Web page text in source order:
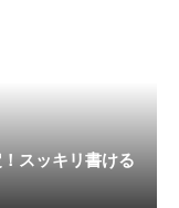
スッキリ書ける